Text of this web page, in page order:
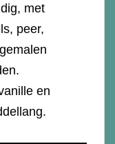
met
peer,
en